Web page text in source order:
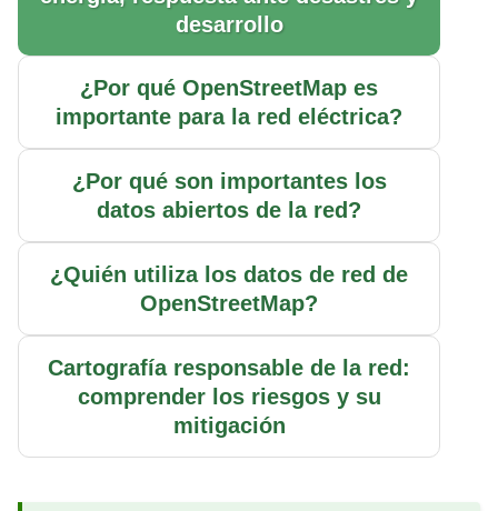
s
u
internacionales
determinan nuestro futuro
Creciente reconocimiento
académico
¿Por qué son importantes los
Cerrar la brecha de datos
en los países en desarrollo
Crear confianza mediante
la transparencia y la
desarrollo
¿Por qué OpenStreetMap es
importante para la red eléctrica?
¿Por qué son importantes los
datos abiertos de la red?
¿Quién utiliza los datos de red de
OpenStreetMap?
Cartografía responsable de la red:
comprender los riesgos y su
mitigación